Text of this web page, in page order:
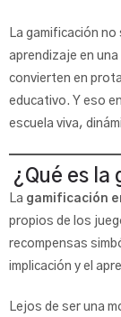
La gamificación
aprendizaje en
convierten en
educativo. Y eso
escuela viva,
¿Qué es la
La gamificación
propios de los
recompensas
implicación y el
Lejos de ser una